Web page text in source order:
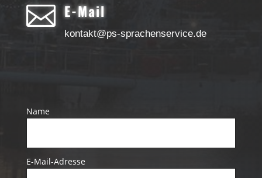
 E-Mail
kontakt@ps-sprachenservice.de
Name
E-Mail-Adresse